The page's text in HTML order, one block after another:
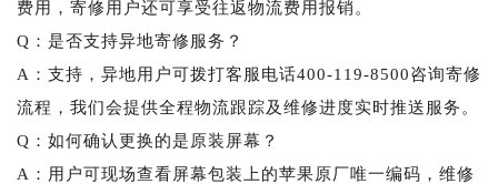
费用，寄修用户还可享受往返物流费用报销。
Q：是否支持异地寄修服务？
A：支持，异地用户可拨打客服电话400-119-8500咨询寄修
流程，我们会提供全程物流跟踪及维修进度实时推送服务。
Q：如何确认更换的是原装屏幕？
A：用户可现场查看屏幕包装上的苹果原厂唯一编码，维修